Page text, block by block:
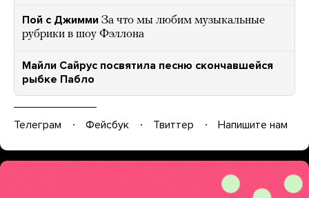
Пой с Джимми За что мы любим музыкальные
рубрики в шоу Фэллона
Майли Сайрус посвятила песню скончавшейся
рыбке Пабло
Телеграм Фейсбук Твиттер Напишите нам